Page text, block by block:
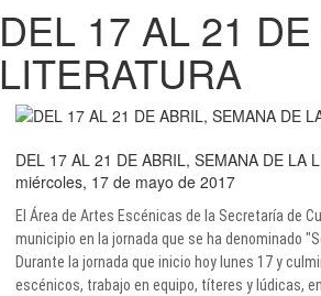
DEL 17 AL 21
LITERATURA
DEL 17 AL 21 DE ABRIL, SEMANA DE LA
miércoles, 17 de mayo de 2017
El Área de Artes Escénicas de la Secretaría de
municipio en la jornada que se ha denominado
Durante la jornada que inicio hoy lunes 17 y
escénicos, trabajo en equipo, títeres y lúdicas,